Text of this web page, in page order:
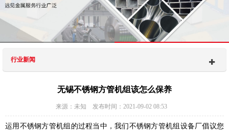
行业新闻
无锡不锈钢方管机组该怎么保养
来源：未知 发布时间：2021-09-02 08:53
运用不锈钢方管机组的过程当中，我们不锈钢方管机组设备厂倡议您